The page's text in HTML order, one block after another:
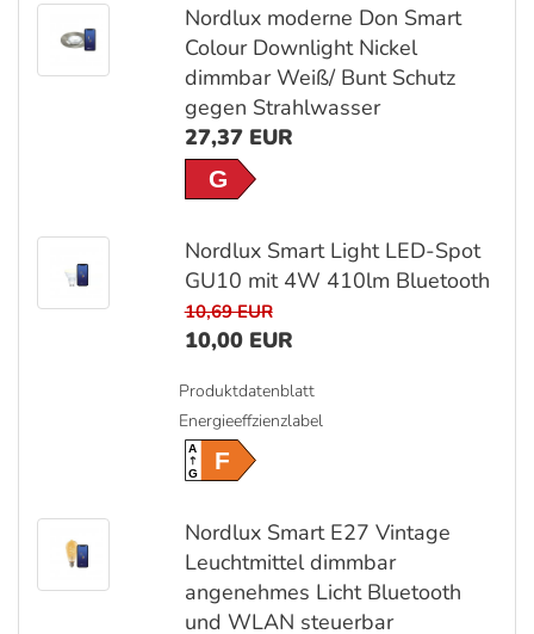
Nordlux moderne Don Smart
Colour Downlight Nickel
dimmbar Weiß/ Bunt Schutz
gegen Strahlwasser
27,37 EUR
G
Nordlux Smart Light LED-Spot
GU10 mit 4W 410lm Bluetooth
10,69 EUR
10,00 EUR
Produktdatenblatt
Energieeffzienzlabel
A
GF
Nordlux Smart E27 Vintage
Leuchtmittel dimmbar
angenehmes Licht Bluetooth
und WLAN steuerbar